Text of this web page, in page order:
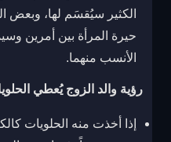
الكثير سيُقسَم لها، وبعض
حيرة المرأة بين أمرين
الأنسب منهما.
رؤية والد الزوج يُعطي
إذا أخذت منه الحلويات